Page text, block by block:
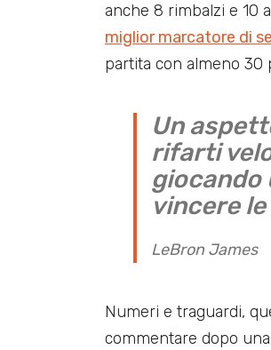
anche 8 rimbalzi e 10
miglior marcatore di
partita con almeno 30
Un
rifarti
giocando
vincere
LeBron James
Numeri e traguardi,
commentare dopo